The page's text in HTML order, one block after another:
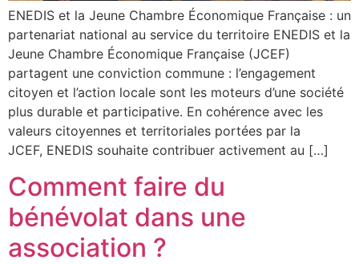
ENEDIS et la Jeune Chambre Économique Française : un
partenariat national au service du territoire ENEDIS et la
Jeune Chambre Économique Française (JCEF)
partagent une conviction commune : l’engagement
citoyen et l’action locale sont les moteurs d’une société
plus durable et participative. En cohérence avec les
valeurs citoyennes et territoriales portées par la
JCEF, ENEDIS souhaite contribuer activement au […]
Comment faire du
bénévolat dans une
association ?